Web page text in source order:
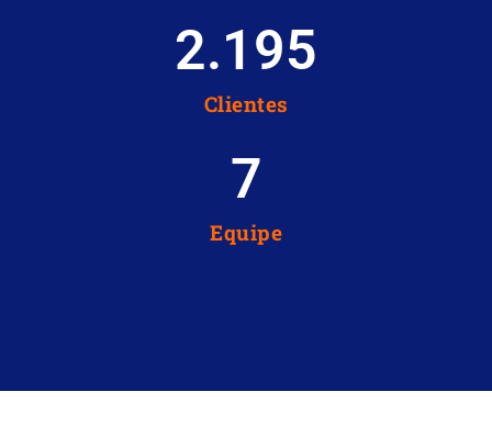
Clientes
2.196
Equipe
8